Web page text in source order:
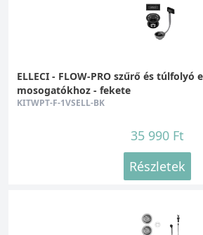
ELLECI - FLOW-PRO szűrő és túlfolyó
mosogatókhoz - fekete
KITWPT-F-1VSELL-BK
35 990 Ft
Részletek